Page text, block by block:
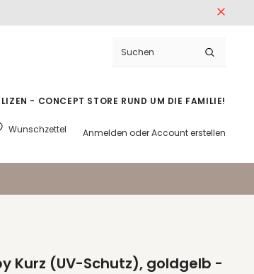
- CONCEPT STORE RUND UM DIE FAMILIE!
Wunschzettel Anmelden oderAccount erstellen
Kurz (UV-Schutz), goldgelb -